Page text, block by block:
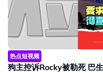
热点短视频
狗主控诉Rocky被勒死 巴